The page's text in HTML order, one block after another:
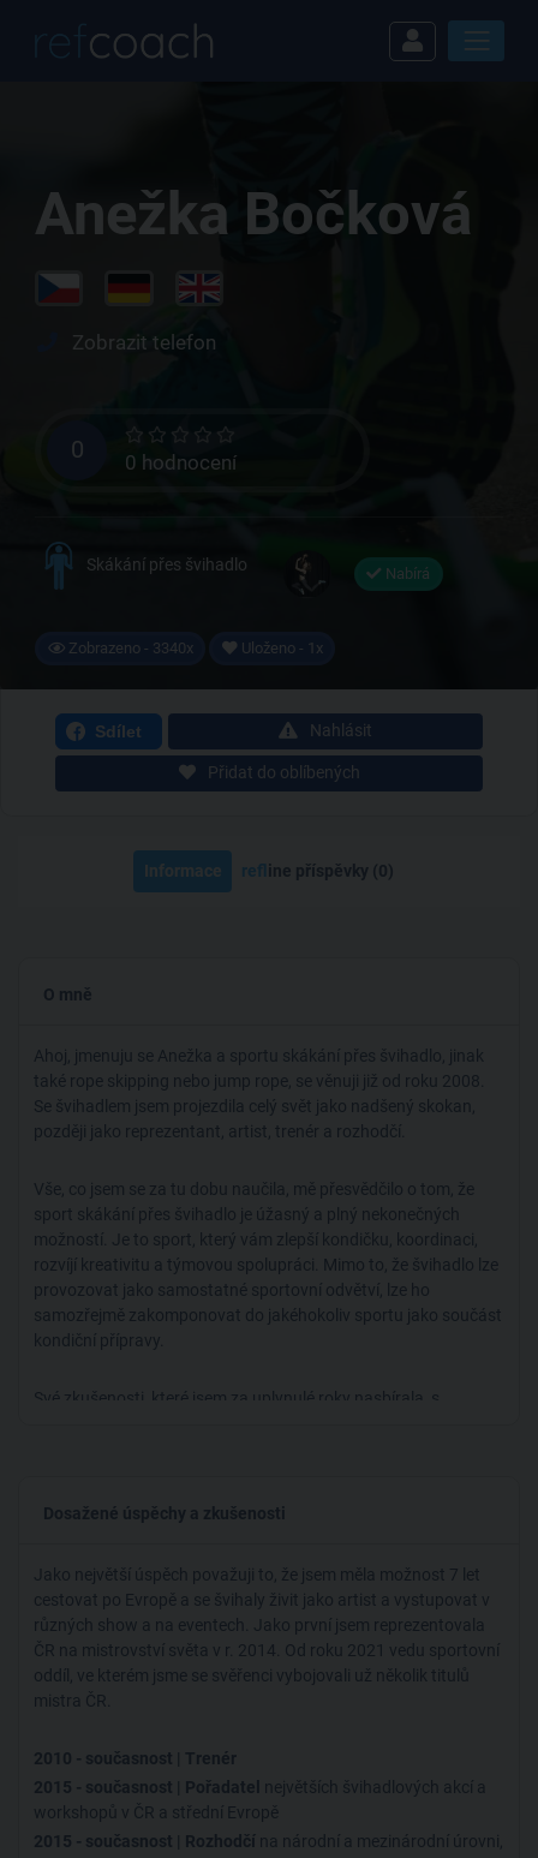
Anežka Bočková
Zobrazit telefon
0 0 hodnocení
Skákání přes švihadlo Nabírá
Zobrazeno - 3340x Uloženo - 1x
Nahlásit
Přidat do oblíbených
Sdílet
Informace ref line příspěvky (0)
O mně
Ahoj, jmenuju se Anežka a sportu skákání přes švihadlo, jinak
také rope skipping nebo jump rope, se věnuji již od roku 2008.
Se švihadlem jsem projezdila celý svět jako nadšený skokan,
později jako reprezentant, artist, trenér a rozhodčí.
Vše, co jsem se za tu dobu naučila, mě přesvědčilo o tom, že
sport skákání přes švihadlo je úžasný a plný nekonečných
možností. Je to sport, který vám zlepší kondičku, koordinaci,
rozvíjí kreativitu a týmovou spolupráci. Mimo to, že švihadlo lze
provozovat jako samostatné sportovní odvětví, lze ho
samozřejmě zakomponovat do jakéhokoliv sportu jako součást
kondiční přípravy.
Své zkušenosti, které jsem za uplynulé roky nasbírala, s
taktikou na soutěže či choreografií pro sestavy nebo vaše
Těším se, že si společně ukážeme, jaká je švihadlo zábava :)
Dosažené úspěchy a zkušenosti
Jako největší úspěch považuji to, že jsem měla možnost 7 let
cestovat po Evropě a se švihaly živit jako artist a vystupovat v
různých show a na eventech. Jako první jsem reprezentovala
ČR na mistrovství světa v r. 2014. Od roku 2021 vedu sportovní
oddíl, ve kterém jsme se svěřenci vybojovali už několik titulů
mistra ČR.
2010 - současnost | Trenér
2015 - současnost | Pořadatel největších švihadlových akcí a
workshopů v ČR a střední Evropě
2015 - současnost | Rozhodčí na národní a mezinárodní úrovni,